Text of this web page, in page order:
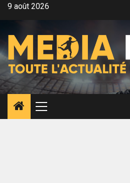
Aller9 août 2026
Menu
principal